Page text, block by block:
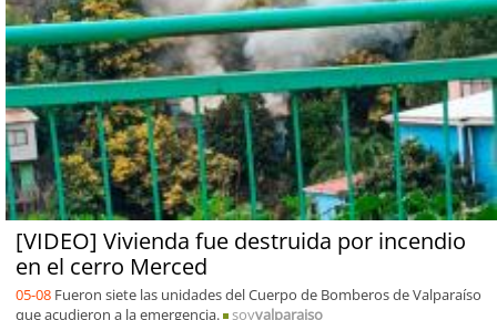
[VIDEO] Vivienda fue destruida por incendio
en el cerro Merced
05-08 Fueron siete las unidades del Cuerpo de Bomberos de Valparaíso
que acudieron a la emergencia.
soyvalparaiso